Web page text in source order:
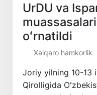
UrDU va
oʻrnatildi
Xalqaro hamkorlik
Joriy yilning 10-13
Qirolligida